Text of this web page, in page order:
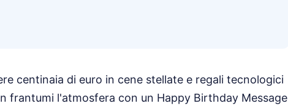
centinaia di euro in cene stellate e regali tecnologici
frantumi l'atmosfera con un Happy Birthday Message